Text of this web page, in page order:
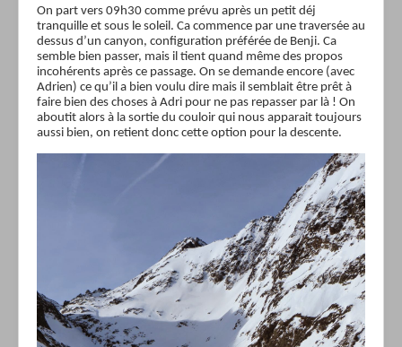
On part vers 09h30 comme prévu après un petit déj
tranquille et sous le soleil. Ca commence par une traversée au
dessus d’un canyon, configuration préférée de Benji. Ca
semble bien passer, mais il tient quand même des propos
incohérents après ce passage. On se demande encore (avec
Adrien) ce qu’il a bien voulu dire mais il semblait être prêt à
faire bien des choses à Adri pour ne pas repasser par là ! On
aboutit alors à la sortie du couloir qui nous apparait toujours
aussi bien, on retient donc cette option pour la descente.